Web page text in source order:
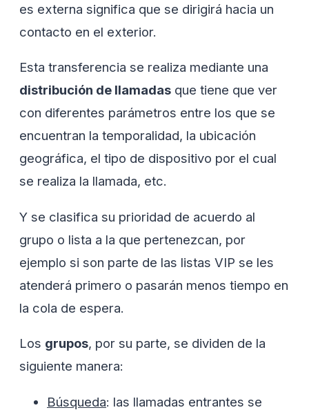
es externa significa que se dirigirá hacia un
contacto en el exterior.
Esta transferencia se realiza mediante una
distribución de llamadas que tiene que ver
con diferentes parámetros entre los que se
encuentran la temporalidad, la ubicación
geográfica, el tipo de dispositivo por el cual
se realiza la llamada, etc.
Y se clasifica su prioridad de acuerdo al
grupo o lista a la que pertenezcan, por
ejemplo si son parte de las listas VIP se les
atenderá primero o pasarán menos tiempo en
la cola de espera.
Los grupos, por su parte, se dividen de la
siguiente manera:
Búsqueda: las llamadas entrantes se